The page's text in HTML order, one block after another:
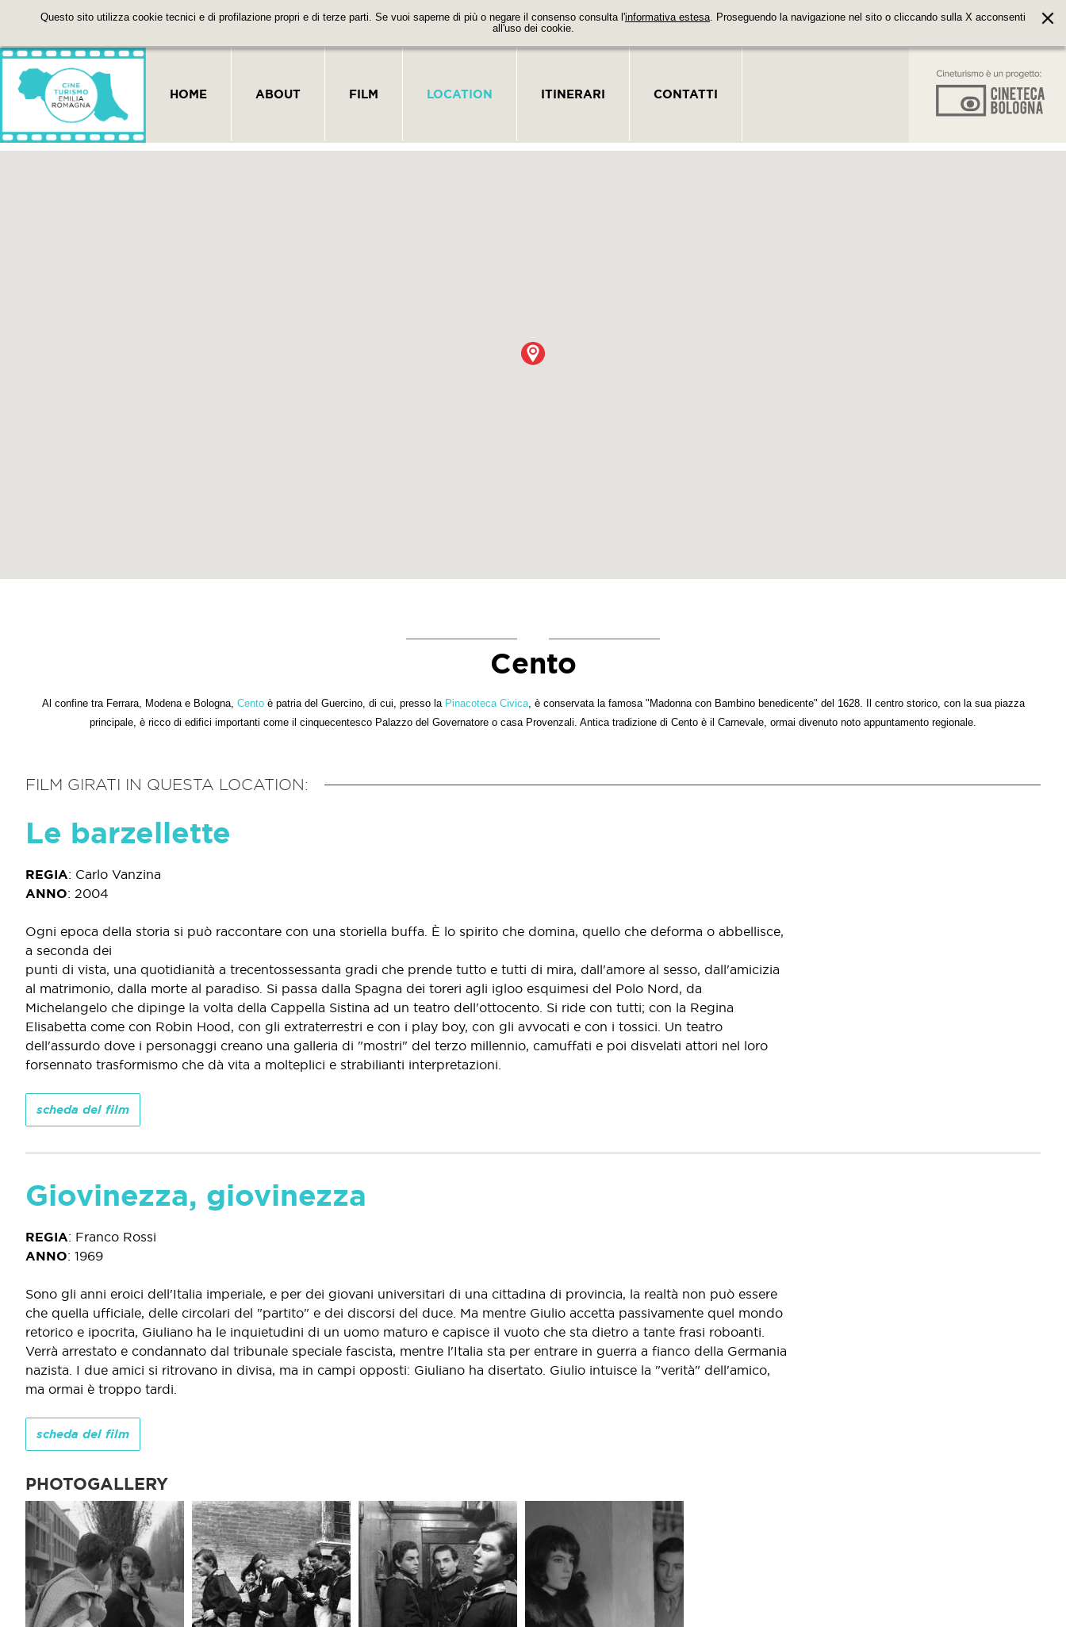
Questo sito utilizza cookie tecnici e di profilazione propri e di terze parti. Se vuoi saperne di più o negare il consenso consulta l'informativa estesa. Proseguendo la navigazione nel sito o cliccando sulla X acconsenti
all'uso dei cookie.
HOME ABOUT FILM LOCATION ITINERARI CONTATTI
Cento
Al confine tra Ferrara, Modena e Bologna, Centoè patria del Guercino, di cui, presso la Pinacoteca Civica, è conservata la famosa "Madonna con Bambino benedicente" del 1628. Il centro storico, con la sua piazza
principale, è ricco di edifici importanti come il cinquecentesco Palazzo del Governatore o casa Provenzali. Antica tradizione di Cento è il Carnevale, ormai divenuto noto appuntamento regionale.
FILM GIRATI IN QUESTA LOCATION:
Le barzellette
REGIA: Carlo Vanzina
ANNO: 2004
Ogni epoca della storia si può raccontare con una storiella buffa. È lo spirito che domina, quello che deforma o abbellisce,
a seconda dei
punti di vista, una quotidianità a trecentossessanta gradi che prende tutto e tutti di mira, dall'amore al sesso, dall'amicizia
al matrimonio, dalla morte al paradiso. Si passa dalla Spagna dei toreri agli igloo esquimesi del Polo Nord, da
Michelangelo che dipinge la volta della Cappella Sistina ad un teatro dell'ottocento. Si ride con tutti; con la Regina
Elisabetta come con Robin Hood, con gli extraterrestri e con i play boy, con gli avvocati e con i tossici. Un teatro
dell'assurdo dove i personaggi creano una galleria di "mostri" del terzo millennio, camuffati e poi disvelati attori nel loro
forsennato trasformismo che dà vita a molteplici e strabilianti interpretazioni.
scheda del film
Giovinezza, giovinezza
REGIA: Franco Rossi
ANNO: 1969
Sono gli anni eroici dell'Italia imperiale, e per dei giovani universitari di una cittadina di provincia, la realtà non può essere
che quella ufficiale, delle circolari del "partito" e dei discorsi del duce. Ma mentre Giulio accetta passivamente quel mondo
retorico e ipocrita, Giuliano ha le inquietudini di un uomo maturo e capisce il vuoto che sta dietro a tante frasi roboanti.
Verrà arrestato e condannato dal tribunale speciale fascista, mentre l'Italia sta per entrare in guerra a fianco della Germania
nazista. I due amici si ritrovano in divisa, ma in campi opposti: Giuliano ha disertato. Giulio intuisce la "verità" dell'amico,
ma ormai è troppo tardi.
scheda del film
PHOTOGALLERY